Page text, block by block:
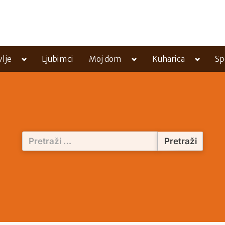
Toggle
menu
Ljubimci Moj dom
Toggle
menu
Kuharica
Toggle
menu
Pretraži: